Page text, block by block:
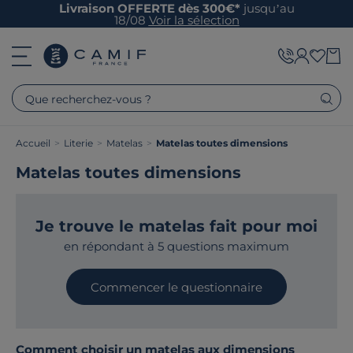
Livraison OFFERTE dès 300€* jusqu’au
18/08 Voir la sélection
Que recherchez-vous ?
Accueil > Literie > Matelas > Matelas toutes dimensions
Matelas toutes dimensions
Je trouve le matelas fait pour moi
en répondant à 5 questions maximum
Commencer le questionnaire
Comment choisir un matelas aux dimensions